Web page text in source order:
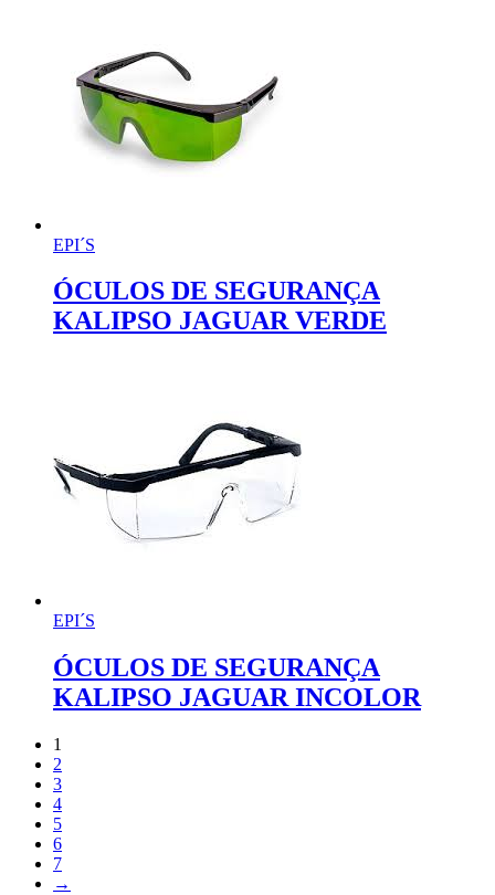
EPI´S
ÓCULOS DE SEGURANÇA
KALIPSO JAGUAR VERDE
EPI´S
ÓCULOS DE SEGURANÇA
KALIPSO JAGUAR INCOLOR
1
2
3
4
5
6
7
→